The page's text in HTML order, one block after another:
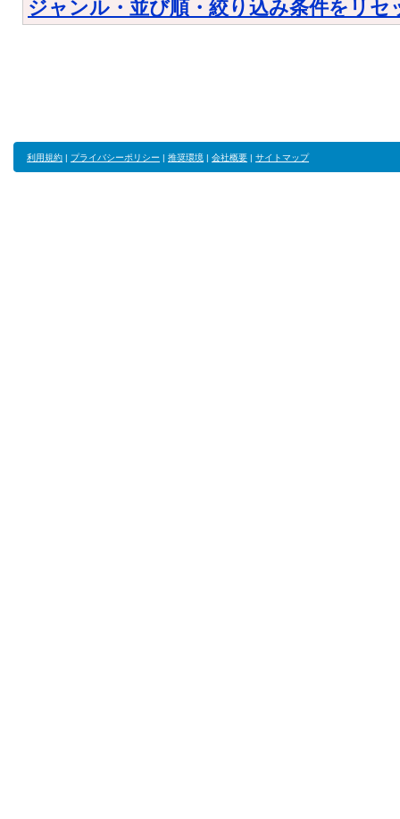
ジャンル・並び順・絞り込み条件をリセ
利用規約 | プライバシーポリシー | 推奨環境 | 会社概要 | サイトマップ